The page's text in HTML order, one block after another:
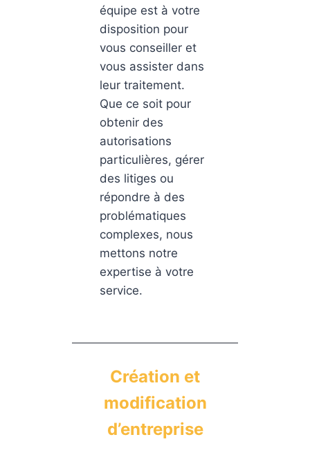
équipe est à votre
disposition pour
vous conseiller et
vous assister dans
leur traitement.
Que ce soit pour
obtenir des
autorisations
particulières, gérer
des litiges ou
répondre à des
problématiques
complexes, nous
mettons notre
expertise à votre
service.
Création et
modification
d’entreprise